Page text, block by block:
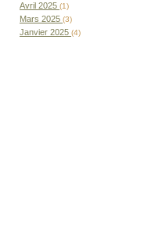
Avril 2025 (1)
Mars 2025 (3)
Janvier 2025 (4)